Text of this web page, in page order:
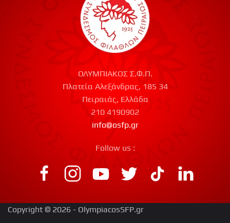
ΟΛΥΜΠΙΑΚΟΣ Σ.Φ.Π.
Πλατεία Αλεξάνδρας, 185 34
Πειραιάς, Ελλάδα
210 4190902
info@osfp.gr
Follow us :
Copyright © 2026 - OlympiacosSFP.gr